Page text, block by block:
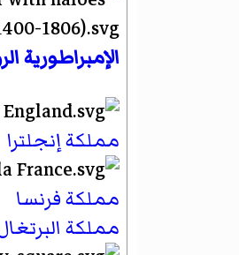
الإمبراطورية
مملكة إنجلترا
مملكة فرنسا
مملكة